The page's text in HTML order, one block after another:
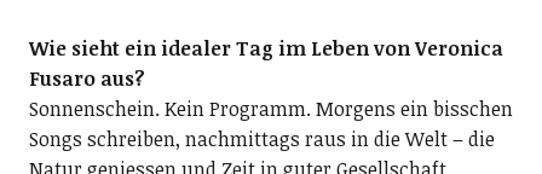
Wie sieht ein idealer Tag im Leben von Veronica
Fusaro aus?
Sonnenschein. Kein Programm. Morgens ein bisschen
Songs schreiben, nachmittags raus in die Welt – die